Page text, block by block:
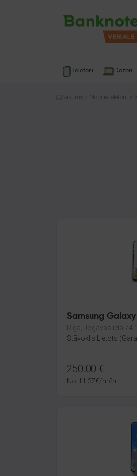
Telefoni Datori
Sākums Mobilie telefoni
Samsung
Rīga, Jelgavas iela 74-
Stāvoklis Lietots
250.00 €
No 11.37€/mēn.